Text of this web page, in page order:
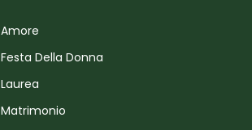
Amore
Festa Della Donna
Laurea
Matrimonio